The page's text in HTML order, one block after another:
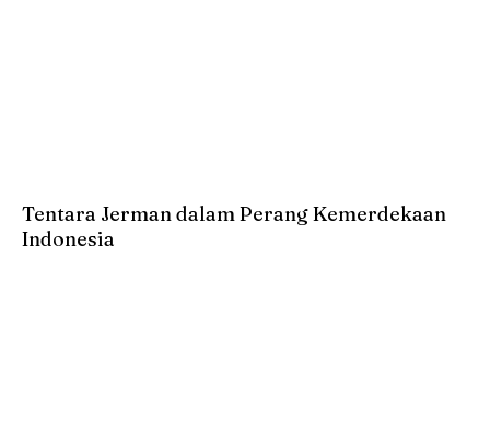
Tentara Jerman dalam Perang Kemerdekaan
Indonesia